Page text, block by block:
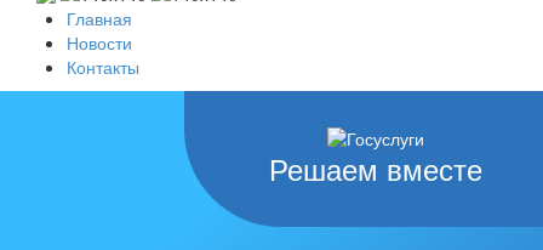
Главная
Новости
Контакты
Решаем вместе